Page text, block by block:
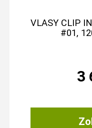
VLASY CLIP
#01,
3